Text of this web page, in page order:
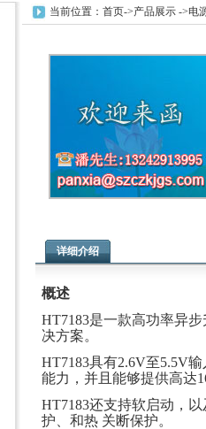
当前位置： 首页->产品展示 ->电
详细介绍
概述
HT7183是一款高功率异
决方案。
HT7183具有2.6V至5.5V
能力，并且能够提供高达
HT7183还支持软启动，
护、和热 关断保护。